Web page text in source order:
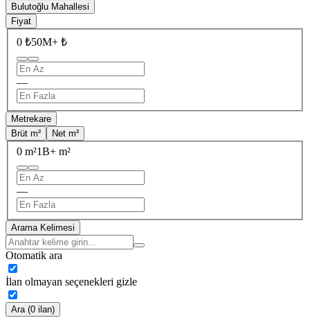
Bulutoğlu Mahallesi
Fiyat
0 ₺50M+ ₺
—
Metrekare
Brüt m²
Net m²
0 m²1B+ m²
—
Arama Kelimesi
Otomatik ara
İlan olmayan seçenekleri gizle
Ara (0 ilan)